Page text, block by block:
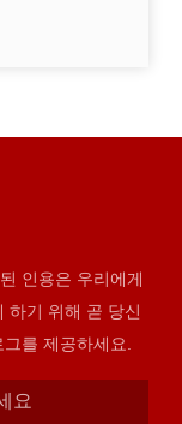
인용은 우리에게
하기 위해 곧 당신
카탈로그를 제공하세요.